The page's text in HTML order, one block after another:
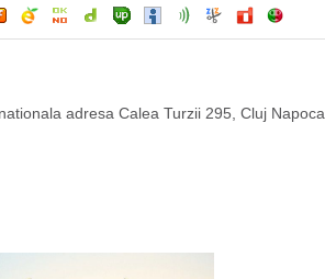
adresa Calea Turzii 295, Cluj Napoca